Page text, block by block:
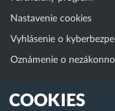
COOKIES
Nastavenie cookies
Vyhlásenie o
Oznámenie o
Klientská zóna